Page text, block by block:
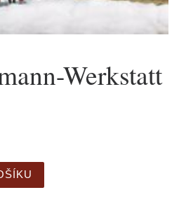
Werkstatt
množství